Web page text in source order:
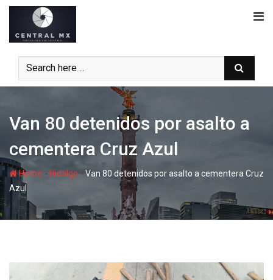
Skip
content
Van 80 detenidos por asalto a
cementera Cruz Azul
Home - Hidalgo-Van 80 detenidos por asalto a cementera Cruz
Azul